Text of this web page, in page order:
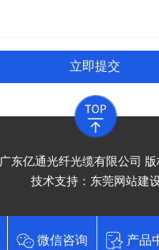
立即提交
广东亿通光纤光缆有限公司
技术支持： 东莞网站建
微信咨询 产品